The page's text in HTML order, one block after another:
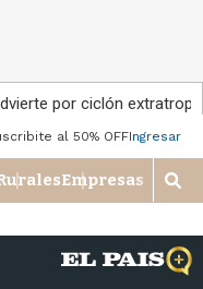
por ciclón
al 50% OFFIngresar
Empresas
M
o
s
t
r